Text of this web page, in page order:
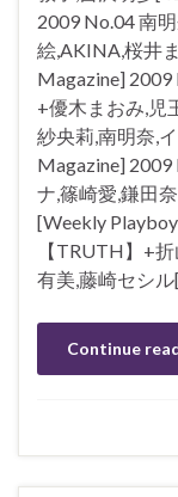
2009 No.04 南
絵,AKINA,桜井
Magazine] 2009
+優木まおみ,児
紗央莉,南明奈,
Magazine] 2009
ナ,篠崎愛,鎌田
[Weekly
【TRUTH】+
有美,藤崎セシ
Continue